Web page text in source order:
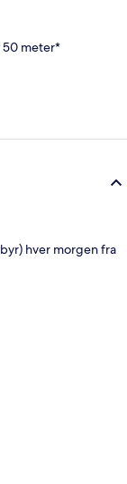
50 meter*
hver morgen fra